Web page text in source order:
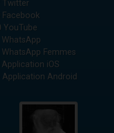
Twitter
Facebook
YouTube
WhatsApp
WhatsApp Femmes
Application iOS
Application Android